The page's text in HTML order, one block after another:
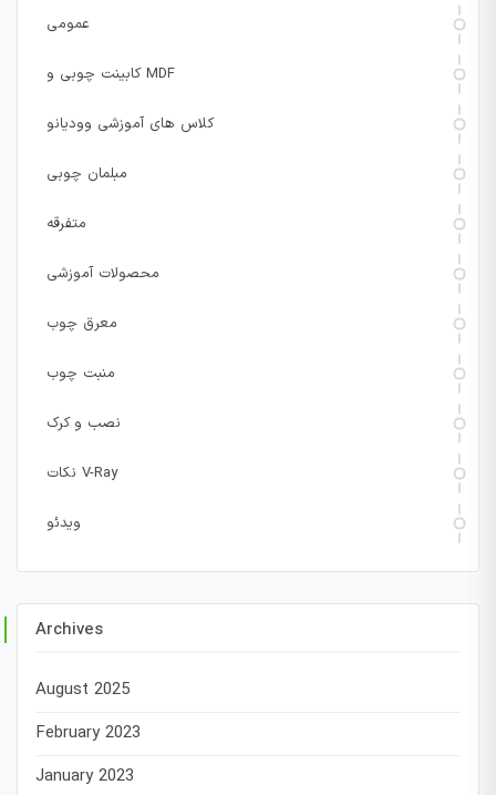
عمومی
کابینت چوبی و MDF
کلاس های آموزشی وودیانو
مبلمان چوبی
متفرقه
محصولات آموزشی
معرق چوب
منبت چوب
نصب و کرک
نکات V-Ray
ویدئو
Archives
August 2025
February 2023
January 2023